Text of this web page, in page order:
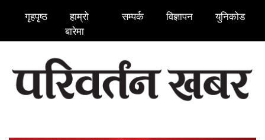
गृहपृष्ठ
हाम्रो
बारेमा
सम्पर्क विज्ञापन युनिकोड